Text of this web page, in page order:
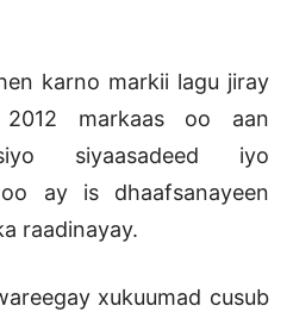
karno markii lagu jiray
2012 markaas oo aan
siyaasadeed iyo
ay is dhaafsanayeen
raadinayay.
xukuumad cusub